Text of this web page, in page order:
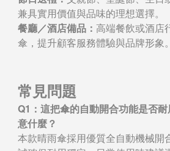
兼具實用價值與品味的理想選擇。
餐廳／酒店備品： 高端餐飲或酒店
傘，提升顧客服務體驗與品牌形象。
常見問題
Q1：這把傘的自動開合功能是否
意什麼？
本款晴雨傘採用優質全自動機械開